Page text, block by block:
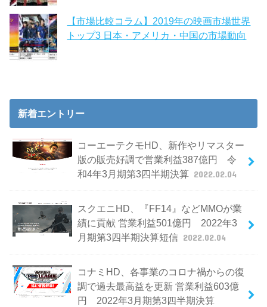
【市場比較コラム】2019年の映画市場世界
トップ3 日本・アメリカ・中国の市場動向
新着エントリー
コーエーテクモHD、新作やリマスター
版の販売好調で営業利益387億円 令
和4年3月期第3四半期決算 2022.02.04
スクエニHD、『FF14』などMMOが業
績に貢献 営業利益501億円 2022年3
月期第3四半期決算短信 2022.02.04
コナミHD、各事業のコロナ禍からの復
調で過去最高益を更新 営業利益603億
円 2022年3月期第3四半期決算